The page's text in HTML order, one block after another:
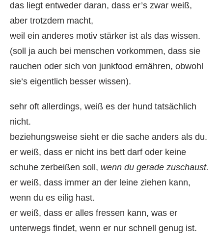
das liegt entweder daran, dass er’s zwar weiß,
aber trotzdem macht,
weil ein anderes motiv stärker ist als das wissen.
(soll ja auch bei menschen vorkommen, dass sie
rauchen oder sich von junkfood ernähren, obwohl
sie’s eigentlich besser wissen).
sehr oft allerdings, weiß es der hund tatsächlich
nicht.
beziehungsweise sieht er die sache anders als du.
er weiß, dass er nicht ins bett darf oder keine
schuhe zerbeißen soll, wenn du gerade zuschaust.
er weiß, dass immer an der leine ziehen kann,
wenn du es eilig hast.
er weiß, dass er alles fressen kann, was er
unterwegs findet, wenn er nur schnell genug ist.